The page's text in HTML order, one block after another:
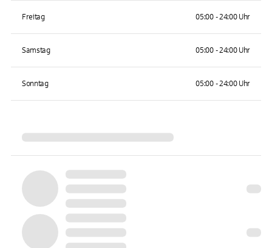
Freitag 05:00 - 24:00 Uhr
Samstag 05:00 - 24:00 Uhr
Sonntag 05:00 - 24:00 Uhr